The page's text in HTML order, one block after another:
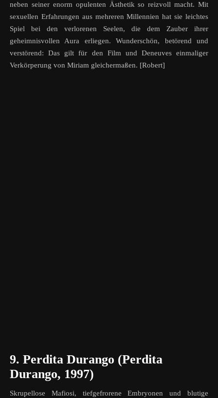
neben seiner enorm opulenten Ästhetik so reizvoll macht. Mit
sexuellen Erfahrungen aus mehreren Millennien hat sie leichtes
Spiel bei den verlorenen Seelen, die dem Zauber ihrer
geheimnisvollen Aura erliegen. Wunderschön, betörend und
verstörend: Das gilt für den Film und Deneuves einmaliger
Verkörperung von Miriam gleichermaßen. [Robert]
9. Perdita Durango (Perdita
Durango, 1997)
Skrupellose Mafiosi, tiefgefrorene Embryonen und blutige